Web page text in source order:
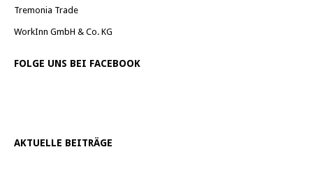
Tremonia Trade
WorkInn GmbH & Co. KG
FOLGE UNS BEI FACEBOOK
AKTUELLE BEITRÄGE